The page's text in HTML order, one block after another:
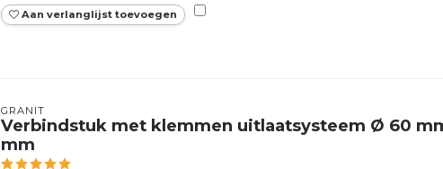
Aan verlanglijst toevoegen
GRANIT
Verbindstuk met klemmen uitlaatsysteem Ø 60
mm